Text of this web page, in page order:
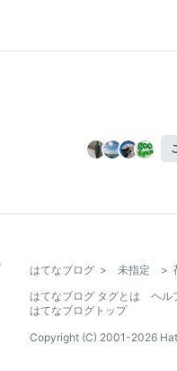
はてなブログ > 未指定 >
はてなブログ タグとは
ヘル
はてなブログトップ
Copyright (C) 2001-2026